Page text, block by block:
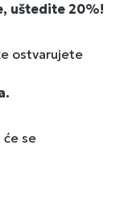
uštedite 20%!
ostvarujete
se